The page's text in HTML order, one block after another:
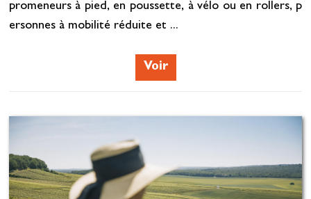
promeneurs à pied, en poussette, à vélo ou en rollers, p
ersonnes à mobilité réduite et ...
Voir